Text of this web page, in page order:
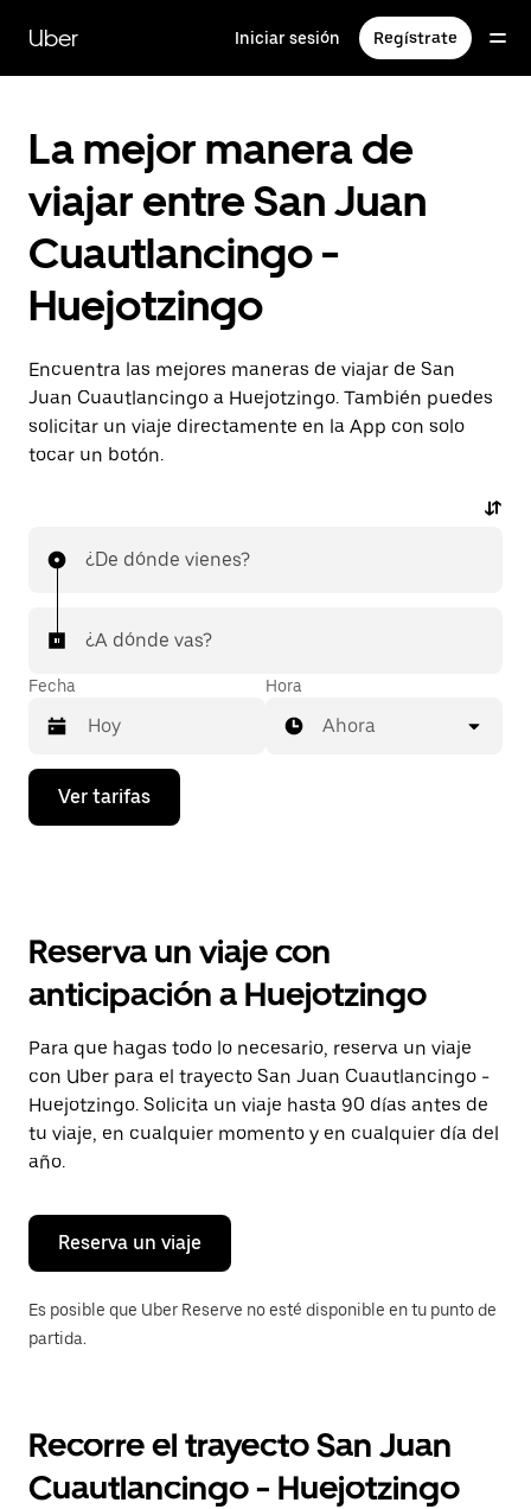
contenido
principal
Uber Iniciar sesión Regístrate
La mejor manera de
viajar entre San Juan
Cuautlancingo -
Huejotzingo
Encuentra las mejores maneras de viajar de San
Juan Cuautlancingo a Huejotzingo. También puedes
solicitar un viaje directamente en la App con solo
tocar un botón.
¿De dónde vienes?
¿A dónde vas?
Fecha
Presiona
flecha
el
y
selecciona
una
fecha.
Presiona
la
tecla Esc
para
cerrar
calendario.
Hora
Ahora
Ver tarifas
Reserva un viaje con
anticipación a Huejotzingo
Para que hagas todo lo necesario, reserva un viaje
con Uber para el trayecto San Juan Cuautlancingo -
Huejotzingo. Solicita un viaje hasta 90 días antes de
tu viaje, en cualquier momento y en cualquier día del
año.
Reserva un viaje
Es posible que Uber Reserve no esté disponible en tu punto de
partida.
Recorre el trayecto San Juan
Cuautlancingo - Huejotzingo